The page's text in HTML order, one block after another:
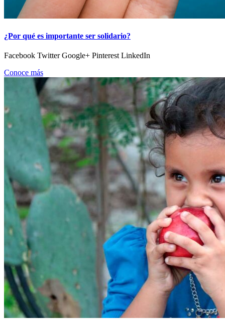
¿Por qué es importante ser solidario?
Facebook Twitter Google+ Pinterest LinkedIn
Conoce más